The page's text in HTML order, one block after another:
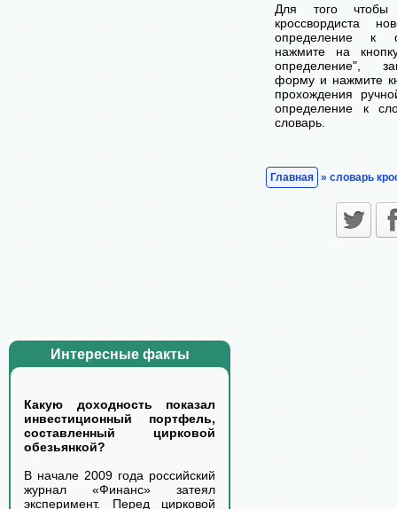
Интересные факты
Какую доходность показал
инвестиционный портфель,
составленный цирковой
обезьянкой?
В начале 2009 года российский
журнал «Финанс» затеял
эксперимент. Перед цирковой
Для того чтобы
кроссвордиста
определение к
нажмите на
определение",
форму и нажмите
прохождения
определение к
словарь.
Главная » словарь